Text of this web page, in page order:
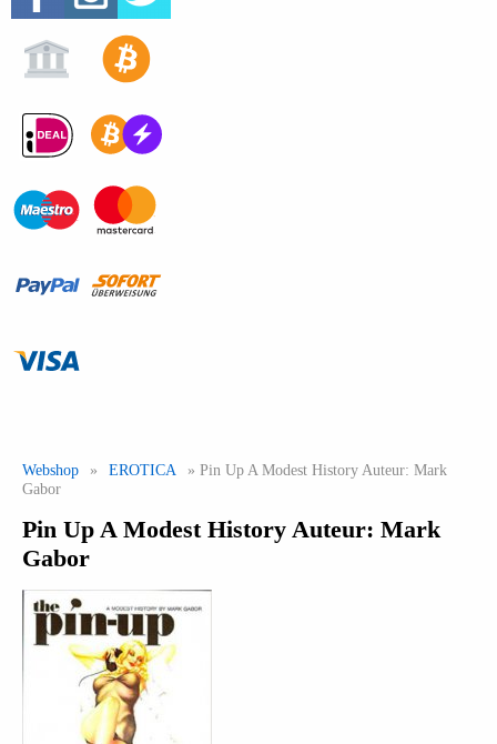
Webshop » EROTICA
» Pin Up A Modest History Auteur: Mark
Gabor
Pin Up A Modest History Auteur: Mark
Gabor